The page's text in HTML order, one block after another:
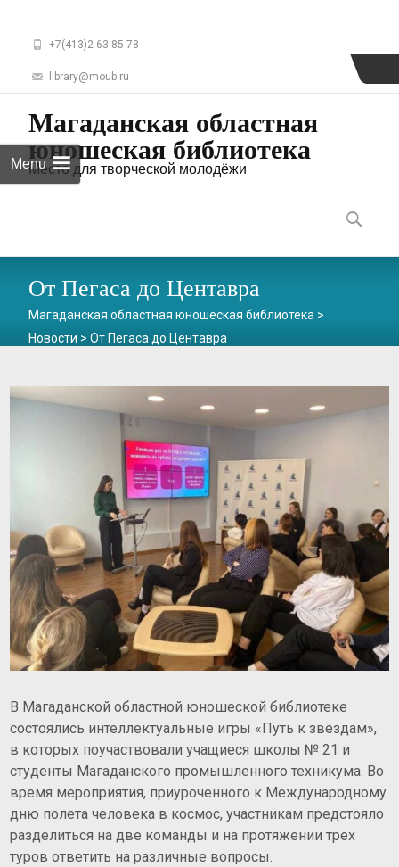
+7(413)2-63-85-78
library@moub.ru
Магаданская областная
юношеская библиотека
Место для творческой молодёжи
Menu
to
content
Найти:
От Пегаса до Центавра
Магаданская областная юношеская библиотека >
Новости > От Пегаса до Центавра
В Магаданской областной юношеской библиотеке
состоялись интеллектуальные игры «Путь к звёздам»,
в которых поучаствовали учащиеся школы № 21 и
студенты Магаданского промышленного техникума. Во
время мероприятия, приуроченного к Международному
дню полета человека в космос, участникам предстояло
разделиться на две команды и на протяжении трех
туров ответить на различные вопросы.